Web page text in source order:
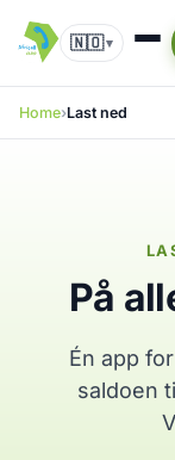
🇳🇴▾
Home Last ned
På
Én app
saldoen